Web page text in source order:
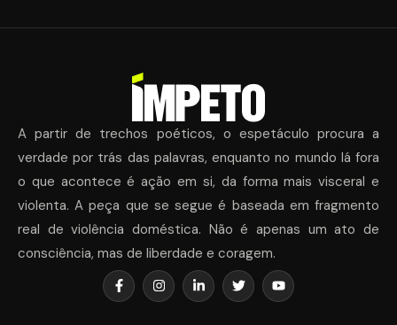
A partir de trechos poéticos, o espetáculo procura a
verdade por trás das palavras, enquanto no mundo lá fora
o que acontece é ação em si, da forma mais visceral e
violenta. A peça que se segue é baseada em fragmento
real de violência doméstica. Não é apenas um ato de
consciência, mas de liberdade e coragem.